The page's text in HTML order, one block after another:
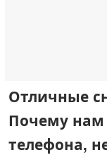
Отличные
Почему нам
телефона,